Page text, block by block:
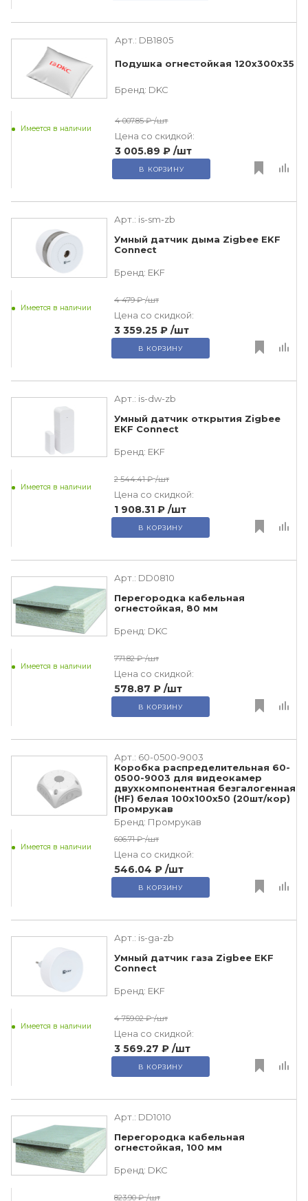
Арт.: DB1805
Подушка огнестойкая 120х300х35
Бренд: DKC
Имеется в наличии
4 007.85 ₽ /шт
Цена со скидкой:
3 005.89 ₽ /шт
В КОРЗИНУ
Арт.: is-sm-zb
Умный датчик дыма Zigbee EKF
Connect
Бренд: EKF
Имеется в наличии
4 479 ₽ /шт
Цена со скидкой:
3 359.25 ₽ /шт
В КОРЗИНУ
Арт.: is-dw-zb
Умный датчик открытия Zigbee
EKF Connect
Бренд: EKF
Имеется в наличии
2 544.41 ₽ /шт
Цена со скидкой:
1 908.31 ₽ /шт
В КОРЗИНУ
Арт.: DD0810
Перегородка кабельная
огнестойкая, 80 мм
Бренд: DKC
Имеется в наличии
771.82 ₽ /шт
Цена со скидкой:
578.87 ₽ /шт
В КОРЗИНУ
Арт.: 60-0500-9003
Коробка распределительная 60-
0500-9003 для видеокамер
двухкомпонентная безгалогенная
(HF) белая 100х100х50 (20шт/кор)
Промрукав
Бренд: Промрукав
Имеется в наличии
606.71 ₽ /шт
Цена со скидкой:
546.04 ₽ /шт
В КОРЗИНУ
Арт.: is-ga-zb
Умный датчик газа Zigbee EKF
Connect
Бренд: EKF
Имеется в наличии
4 759.02 ₽ /шт
Цена со скидкой:
3 569.27 ₽ /шт
В КОРЗИНУ
Арт.: DD1010
Перегородка кабельная
огнестойкая, 100 мм
Бренд: DKC
823.90 ₽ /шт